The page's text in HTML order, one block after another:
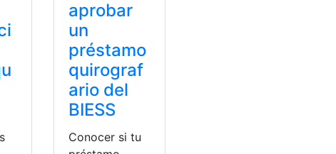
aprobar
un
préstamo
quirograf
ario del
BIESS
Conocer si tu